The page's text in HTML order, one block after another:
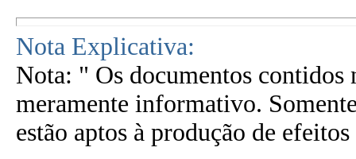
Nota Explicativa:
Nota: " Os documentos contidos
meramente informativo.
estão aptos à produção de